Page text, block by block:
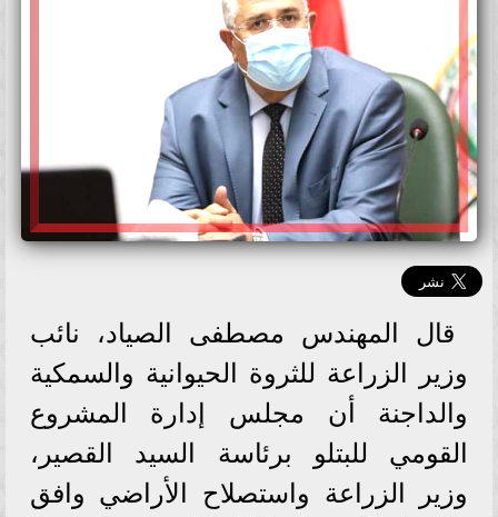
قال المهندس مصطفى الصياد، نائب
وزير الزراعة للثروة الحيوانية والسمكية
والداجنة أن مجلس إدارة المشروع
القومي للبتلو برئاسة السيد القصير،
وزير الزراعة واستصلاح الأراضي وافق